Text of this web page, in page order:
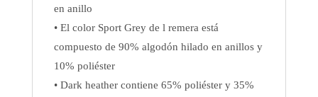
en anillo
• El color Sport Grey de l remera está
compuesto de 90% algodón hilado en anillos y
10% poliéster
• Dark heather contiene 65% poliéster y 35%